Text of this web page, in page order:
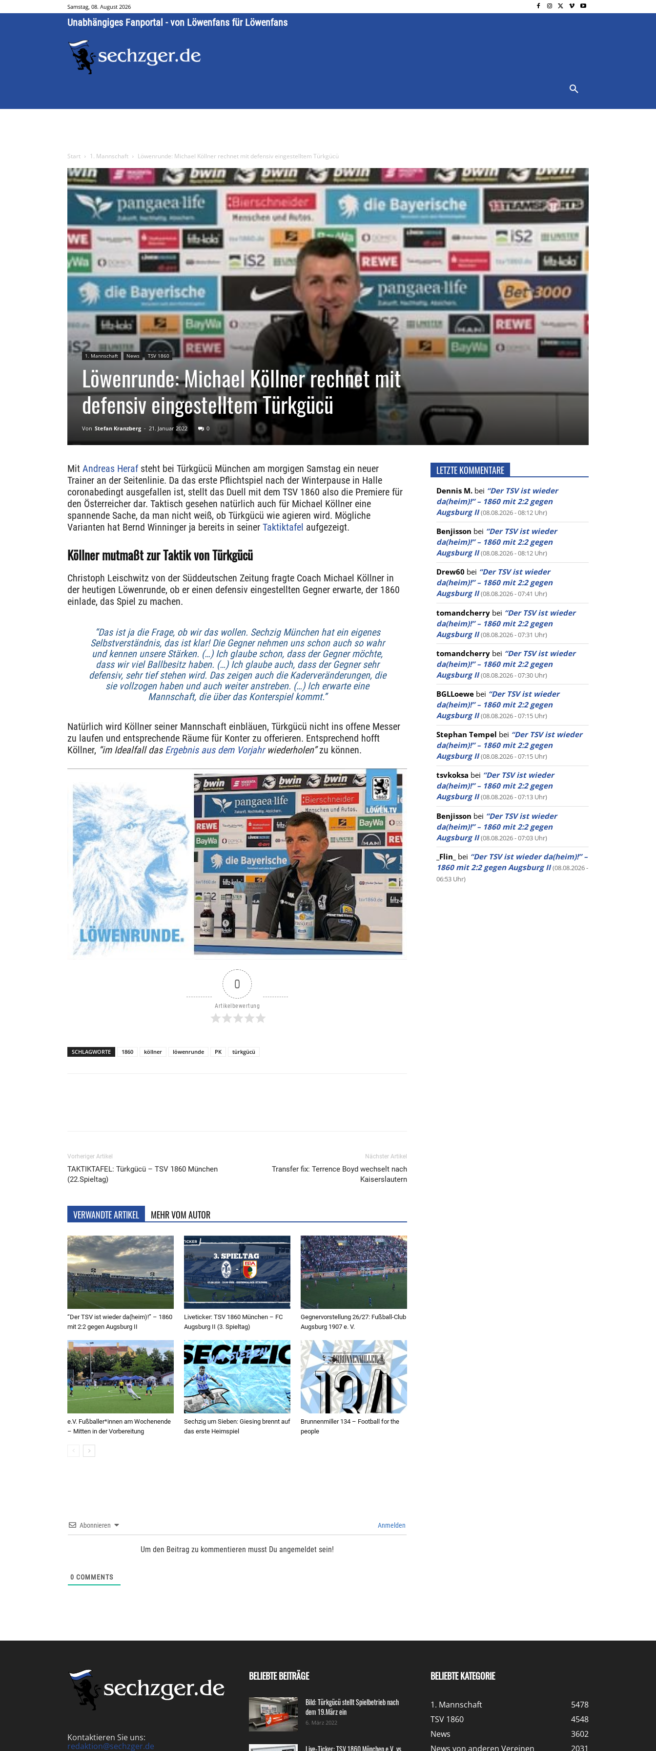
Samstag, 08. August 2026
Unabhängiges Fanportal - von Löwenfans für Löwenfans
Start 1. Mannschaft Löwenrunde: Michael Köllner rechnet mit defensiv eingestelltem Türkgücü
1. Mannschaft News TSV 1860
Löwenrunde: Michael Köllner rechnet mit
defensiv eingestelltem Türkgücü
Von Stefan Kranzberg - 21. Januar 2022 0
Mit Andreas Heraf steht bei Türkgücü München am morgigen Samstag ein neuer
Trainer an der Seitenlinie. Da das erste Pflichtspiel nach der Winterpause in Halle
coronabedingt ausgefallen ist, stellt das Duell mit dem TSV 1860 also die Premiere für
den Österreicher dar. Taktisch gesehen natürlich auch für Michael Köllner eine
spannende Sache, da man nicht weiß, ob Türkgücü wie agieren wird. Mögliche
Varianten hat Bernd Winninger ja bereits in seiner Taktiktafel aufgezeigt.
Köllner mutmaßt zur Taktik von Türkgücü
Christoph Leischwitz von der Süddeutschen Zeitung fragte Coach Michael Köllner in
der heutigen Löwenrunde, ob er einen defensiv eingestellten Gegner erwarte, der 1860
einlade, das Spiel zu machen.
“Das ist ja die Frage, ob wir das wollen. Sechzig München hat ein eigenes
Selbstverständnis, das ist klar! Die Gegner nehmen uns schon auch so wahr
und kennen unsere Stärken. (…) Ich glaube schon, dass der Gegner möchte,
dass wir viel Ballbesitz haben. (…) Ich glaube auch, dass der Gegner sehr
defensiv, sehr tief stehen wird. Das zeigen auch die Kaderveränderungen, die
sie vollzogen haben und auch weiter anstreben. (…) Ich erwarte eine
Mannschaft, die über das Konterspiel kommt.”
Natürlich wird Köllner seiner Mannschaft einbläuen, Türkgücü nicht ins offene Messer
zu laufen und entsprechende Räume für Konter zu offerieren. Entsprechend hofft
Köllner, “im Idealfall das Ergebnis aus dem Vorjahrwiederholen”zu können.
0
Artikelbewertung
SCHLAGWORTE 1860 köllner löwenrunde PK türkgücü
Vorheriger Artikel
TAKTIKTAFEL: Türkgücü – TSV 1860 München
(22.Spieltag)
Nächster Artikel
Transfer fix: Terrence Boyd wechselt nach
Kaiserslautern
VERWANDTE ARTIKEL MEHR VOM AUTOR
“Der TSV ist wieder da(heim)!” – 1860
mit 2:2 gegen Augsburg II
Liveticker: TSV 1860 München – FC
Augsburg II (3. Spieltag)
Gegnervorstellung 26/27: Fußball-Club
Augsburg 1907 e. V.
e.V. Fußballer*innen am Wochenende
– Mitten in der Vorbereitung
Sechzig um Sieben: Giesing brennt auf
das erste Heimspiel
Brunnenmiller 134 – Football for the
people
Abonnieren Anmelden
Um den Beitrag zu kommentieren musst Du angemeldet sein!
0 COMMENTS
LETZTE KOMMENTARE
Dennis M. bei “Der TSV ist wieder
da(heim)!” – 1860 mit 2:2 gegen
Augsburg II (08.08.2026 - 08:12 Uhr)
Benjisson bei “Der TSV ist wieder
da(heim)!” – 1860 mit 2:2 gegen
Augsburg II (08.08.2026 - 08:12 Uhr)
Drew60 bei “Der TSV ist wieder
da(heim)!” – 1860 mit 2:2 gegen
Augsburg II (08.08.2026 - 07:41 Uhr)
tomandcherry bei “Der TSV ist wieder
da(heim)!” – 1860 mit 2:2 gegen
Augsburg II (08.08.2026 - 07:31 Uhr)
tomandcherry bei “Der TSV ist wieder
da(heim)!” – 1860 mit 2:2 gegen
Augsburg II (08.08.2026 - 07:30 Uhr)
BGLLoewe bei “Der TSV ist wieder
da(heim)!” – 1860 mit 2:2 gegen
Augsburg II (08.08.2026 - 07:15 Uhr)
Stephan Tempel bei “Der TSV ist wieder
da(heim)!” – 1860 mit 2:2 gegen
Augsburg II (08.08.2026 - 07:15 Uhr)
tsvkoksa bei “Der TSV ist wieder
da(heim)!” – 1860 mit 2:2 gegen
Augsburg II (08.08.2026 - 07:13 Uhr)
Benjisson bei “Der TSV ist wieder
da(heim)!” – 1860 mit 2:2 gegen
Augsburg II (08.08.2026 - 07:03 Uhr)
_Flin_ bei “Der TSV ist wieder da(heim)!” –
1860 mit 2:2 gegen Augsburg II (08.08.2026 -
06:53 Uhr)
Kontaktieren Sie uns:
redaktion@sechzger.de
BELIEBTE BEITRÄGE
Bild: Türkgücü stellt Spielbetrieb nach
dem 19.März ein
6. März 2022
BELIEBTE KATEGORIE
1. Mannschaft
5478
TSV 1860
4548
News
3602
News von anderen Vereinen
2031